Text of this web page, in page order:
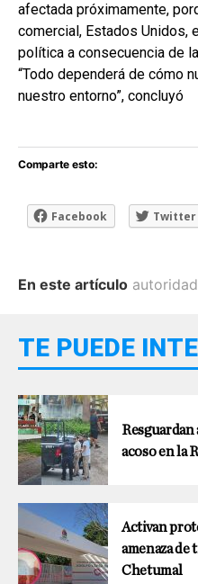
afectada próximamente,
comercial, Estados Unidos,
política a consecuencia de
“Todo dependerá de cómo
nuestro entorno”, concluyó
Comparte esto:
Facebook Twitter
En este artículo
TE PUEDE
acoso en la
Activan
amenaza de
Chetumal